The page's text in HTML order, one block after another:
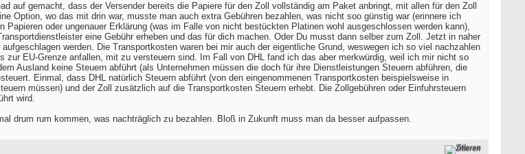
auf gemacht, dass der Versender bereits die Papiere für den Zoll vollständig am Paket anbringt, mit allen für den Zoll
Option, wo das mit drin war, musste man auch extra Gebühren bezahlen, was nicht soo günstig war (erinnere ich
oder ungenauer Erklärung (was im Falle von nicht bestückten Platinen wohl ausgeschlossen werden kann),
eine Gebühr erheben und das für dich machen. Oder Du musst dann selber zum Zoll. Jetzt in naher
werden. Die Transportkosten waren bei mir auch der eigentliche Grund, weswegen ich so viel nachzahlen
EU-Grenze anfallen, mit zu versteuern sind. Im Fall von DHL fand ich das aber merkwürdig, weil ich mir nicht so
Ausland keine Steuern abführt (als Unternehmen müssen die doch für ihre Dienstleistungen Steuern abführen, die
Einmal, dass DHL natürlich Steuern abführt (von den eingenommenen Transportkosten beispielsweise in
müssen) und der Zoll zusätzlich auf die Transportkosten Steuern erhebt. Die Zollgebühren oder Einfuhrsteuern
wird.
drum rum kommen, was nachträglich zu bezahlen. Bloß in Zukunft muss man da besser aufpassen.
Zitieren